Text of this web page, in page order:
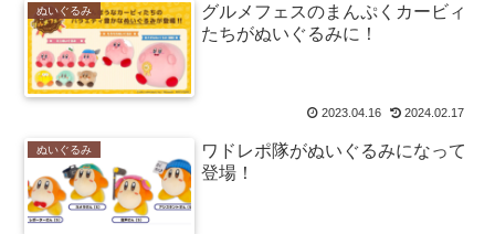
ぬいぐるみ
グルメフェスのまんぷくカービィ
たちがぬいぐるみに！
2023.04.16 2024.02.17
ぬいぐるみ
ワドレポ隊がぬいぐるみになって
登場！